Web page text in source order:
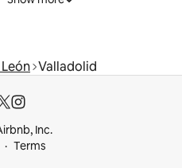
Valladolid
Inc.
Terms